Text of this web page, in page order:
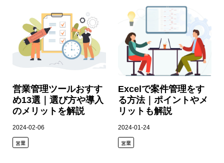
営業管理ツールおすす
め13選｜選び方や導入
のメリットを解説
2024-02-06
営業
Excelで案件管理をす
る方法｜ポイントやメ
リットも解説
2024-01-24
営業